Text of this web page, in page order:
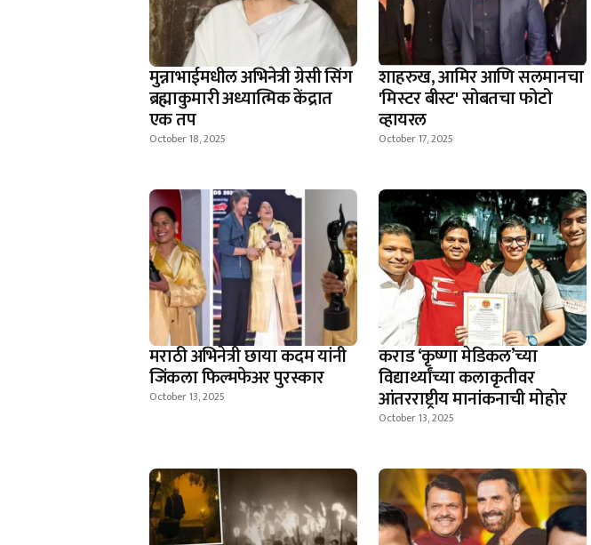
मुन्नाभाईमधील अभिनेत्री ग्रेसी सिंग
ब्रह्माकुमारी अध्यात्मिक केंद्रात
एक तप
October 18, 2025
शाहरुख, आमिर आणि सलमानचा
'मिस्टर बीस्ट' सोबतचा फोटो
व्हायरल
October 17, 2025
मराठी अभिनेत्री छाया कदम यांनी
जिंकला फिल्मफेअर पुरस्कार
October 13, 2025
कराड ‘कृष्णा मेडिकल’च्या
विद्यार्थ्यांच्या कलाकृतीवर
आंतरराष्ट्रीय मानांकनाची मोहोर
October 13, 2025